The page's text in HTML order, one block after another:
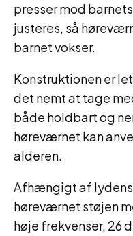
presser mod
justeres, så
barnet vokser.
Konstruktionen er
det nemt at tage
både holdbart og
høreværnet kan
alderen.
Afhængigt af
høreværnet støjen
høje frekvenser, 26